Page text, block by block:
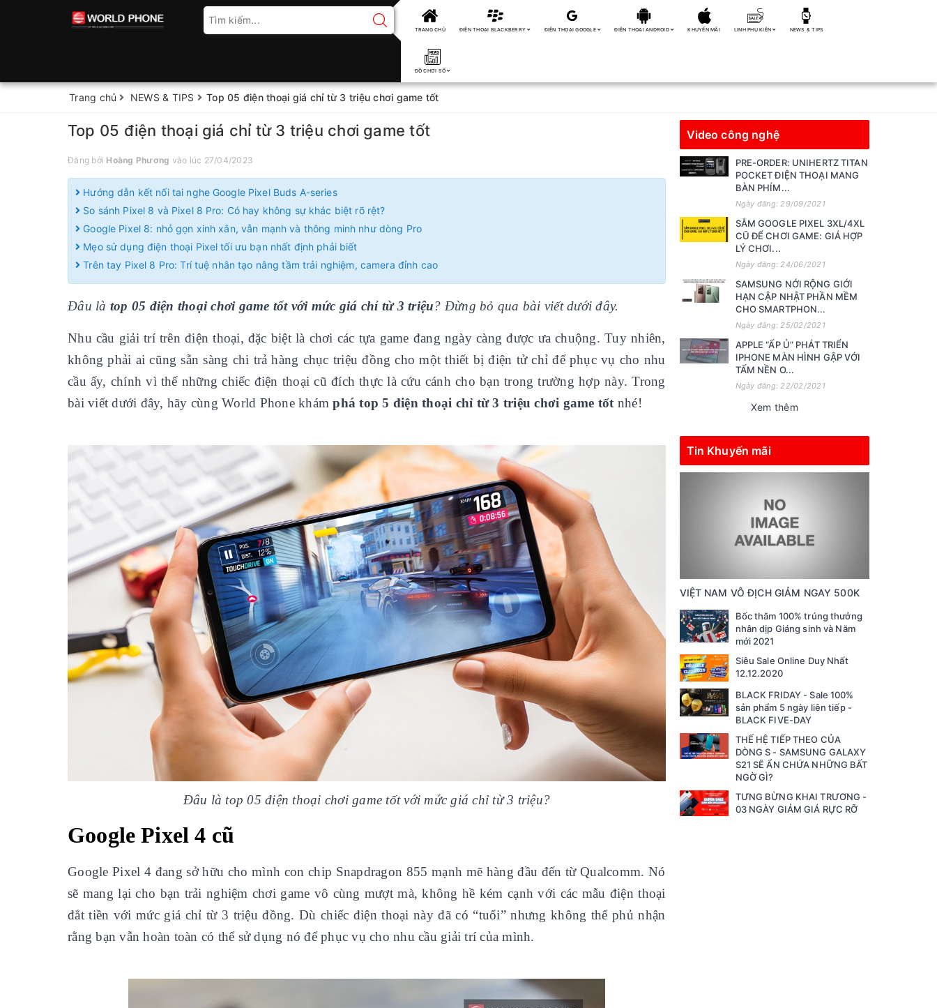
TRANG CHỦ ĐIỆN THOẠI BLACKBERRY ĐIỆN THOẠI GOOGLE ĐIỆN THOẠI ANDROID KHUYẾN MÃI LINH PHỤ KIỆN NEWS & TIPS
ĐỒ CHƠI SỐ
Trang chủ NEWS & TIPS Top 05 điện thoại giá chỉ từ 3 triệu chơi game tốt
Top 05 điện thoại giá chỉ từ 3 triệu chơi game tốt
Đăng bởi Hoàng Phương vào lúc 27/04/2023
Hướng dẫn kết nối tai nghe Google Pixel Buds A-series
So sánh Pixel 8 và Pixel 8 Pro: Có hay không sự khác biệt rõ rệt?
Google Pixel 8: nhỏ gọn xinh xắn, vẫn mạnh và thông minh như dòng Pro
Mẹo sử dụng điện thoại Pixel tối ưu bạn nhất định phải biết
Trên tay Pixel 8 Pro: Trí tuệ nhân tạo nâng tầm trải nghiệm, camera đỉnh cao
Đâu là top 05 điện thoại chơi game tốt với mức giá chỉ từ 3 triệu? Đừng bỏ qua bài viết dưới đây.
Nhu cầu giải trí trên điện thoại, đặc biệt là chơi các tựa game đang ngày càng được ưa chuộng. Tuy nhiên,
không phải ai cũng sẵn sàng chi trả hàng chục triệu đồng cho một thiết bị điện tử chỉ để phục vụ cho nhu
cầu ấy, chính vì thế những chiếc điện thoại cũ đích thực là cứu cánh cho bạn trong trường hợp này. Trong
bài viết dưới đây, hãy cùng World Phone khámphá top 5 điện thoại chỉ từ 3 triệu chơi game tốt nhé!
Đâu là top 05 điện thoại chơi game tốt với mức giá chỉ từ 3 triệu?
Google Pixel 4 cũ
Google Pixel 4 đang sở hữu cho mình con chip Snapdragon 855 mạnh mẽ hàng đầu đến từ Qualcomm. Nó
sẽ mang lại cho bạn trải nghiệm chơi game vô cùng mượt mà, không hề kém cạnh với các mẫu điện thoại
đắt tiền với mức giá chỉ từ 3 triệu đồng. Dù chiếc điện thoại này đã có “tuổi” nhưng không thể phủ nhận
rằng bạn vẫn hoàn toàn có thể sử dụng nó để phục vụ cho nhu cầu giải trí của mình.
Video công nghệ
PRE-ORDER: UNIHERTZ TITAN
POCKET ĐIỆN THOẠI MANG
BÀN PHÍM...
Ngày đăng: 29/09/2021
SẮM GOOGLE PIXEL 3XL/4XL
CŨ ĐỂ CHƠI GAME: GIÁ HỢP
LÝ CHƠI...
Ngày đăng: 24/06/2021
SAMSUNG NỚI RỘNG GIỚI
HẠN CẬP NHẬT PHẦN MỀM
CHO SMARTPHON...
Ngày đăng: 25/02/2021
APPLE “ẤP Ủ” PHÁT TRIỂN
IPHONE MÀN HÌNH GẬP VỚI
TẤM NỀN O...
Ngày đăng: 22/02/2021
Xem thêm
Tin Khuyến mãi
VIỆT NAM VÔ ĐỊCH GIẢM NGAY 500K
Bốc thăm 100% trúng thưởng
nhân dịp Giáng sinh và Năm
mới 2021
Siêu Sale Online Duy Nhất
12.12.2020
BLACK FRIDAY - Sale 100%
sản phẩm 5 ngày liên tiếp -
BLACK FIVE-DAY
THẾ HỆ TIẾP THEO CỦA
DÒNG S - SAMSUNG GALAXY
S21 SẼ ẨN CHỨA NHỮNG BẤT
NGỜ GÌ?
TƯNG BỪNG KHAI TRƯƠNG -
03 NGÀY GIẢM GIÁ RỰC RỠ